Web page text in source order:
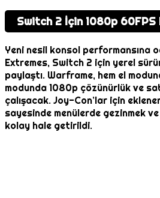
Switch 2 İçin 1080p 60FPS
Yeni nesil konsol performansına
Extremes, Switch 2 için yerel
paylaştı. Warframe, hem el
modunda 1080p çözünürlük ve
çalışacak. Joy-Con’lar için
sayesinde menülerde gezinmek
kolay hale getirildi.